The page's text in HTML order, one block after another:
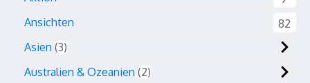
Ansichten
82
Asien 3
Australien & Ozeanien 2